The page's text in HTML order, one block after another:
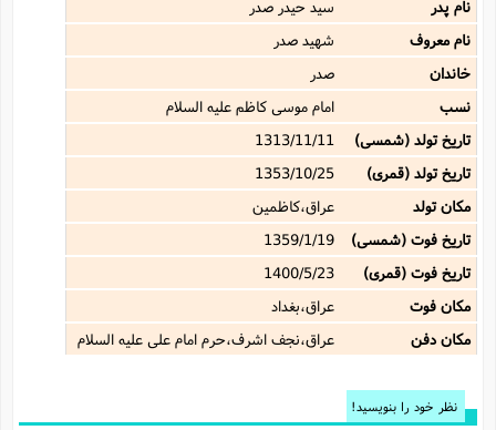
نام پدر
سید حیدر صدر
نام معروف
شهید صدر
خاندان
صدر
نسب
امام موسی کاظم علیه السلام
تاریخ تولد (شمسی)
1313/11/11
تاریخ تولد (قمری)
1353/10/25
مکان تولد
عراق،کاظمین
تاریخ فوت (شمسی)
1359/1/19
تاریخ فوت (قمری)
1400/5/23
مکان فوت
عراق،بغداد
مکان دفن
عراق،نجف اشرف،حرم امام علی علیه السلام
نظر خود را بنویسید!